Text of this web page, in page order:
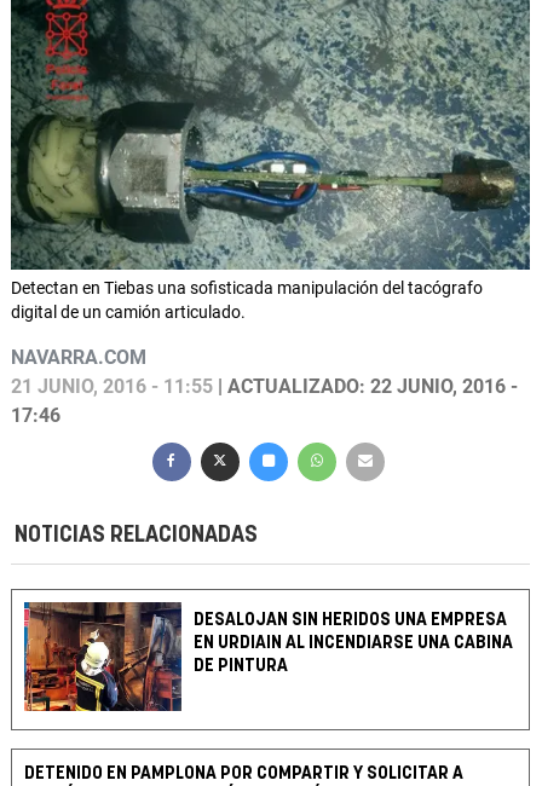
Detectan en Tiebas una sofisticada manipulación del tacógrafo
digital de un camión articulado.
NAVARRA.COM
21 JUNIO, 2016 - 11:55 | ACTUALIZADO: 22 JUNIO, 2016 -
17:46
NOTICIAS RELACIONADAS
DESALOJAN SIN HERIDOS UNA EMPRESA
EN URDIAIN AL INCENDIARSE UNA CABINA
DE PINTURA
DETENIDO EN PAMPLONA POR COMPARTIR Y SOLICITAR A